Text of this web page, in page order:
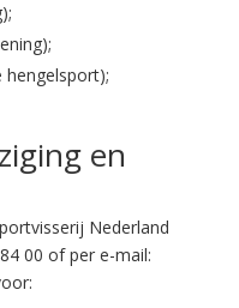
hengelsport);
en
Nederland
00 of per e-mail: